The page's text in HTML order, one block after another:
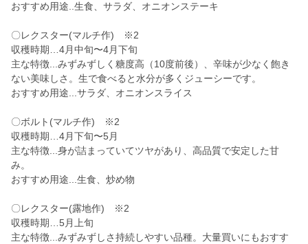
おすすめ用途..生食、サラダ、オニオンステーキ
〇レクスター(マルチ作) ※2
収穫時期…4月中旬〜4月下旬
主な特徴...みずみずしく糖度高（10度前後）、辛味が少なく飽き
ない美味しさ。生で食べると水分が多くジューシーです。
おすすめ用途...サラダ、オニオンスライス
〇ボルト(マルチ作) ※2
収穫時期…4月下旬〜5月
主な特徴...身が詰まっていてツヤがあり、高品質で安定した甘
み。
おすすめ用途...生食、炒め物
〇レクスター(露地作) ※2
収穫時期…5月上旬
主な特徴...みずみずしさ持続しやすい品種。大量買いにもおすす